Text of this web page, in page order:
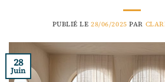
PUBLIÉ LE28/06/2025 PAR
28
Juin